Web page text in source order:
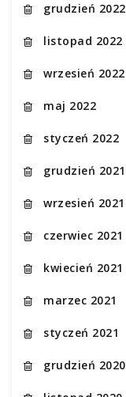
grudzień 2022
listopad 2022
wrzesień 2022
maj 2022
styczeń 2022
grudzień 2021
wrzesień 2021
czerwiec 2021
kwiecień 2021
marzec 2021
styczeń 2021
grudzień 2020